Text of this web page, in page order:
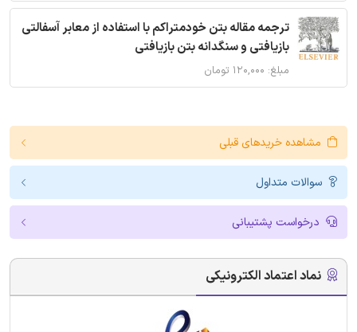
ترجمه مقاله بتن خودمتراکم با استفاده از معابر آسفالتی
بازیافتی و سنگدانه بتن بازیافتی
مبلغ: ۱۲۰,۰۰۰ تومان
مشاهده خریدهای قبلی
سوالات متداول
درخواست پشتیبانی
نماد اعتماد الکترونیکی